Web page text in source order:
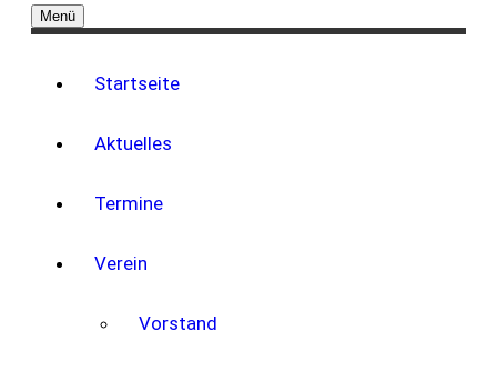
Menü
Startseite
Aktuelles
Termine
Verein
Vorstand